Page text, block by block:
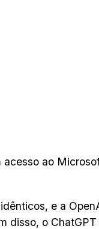
ao
e a
disso, o